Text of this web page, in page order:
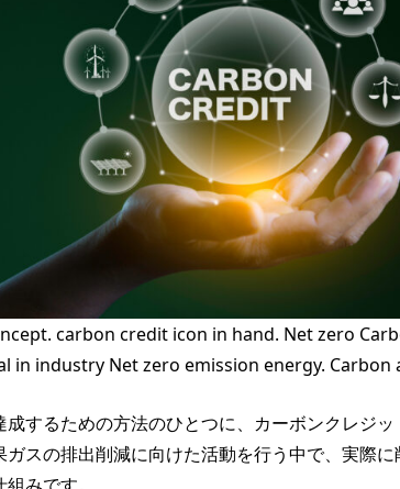
carbon credit icon in hand. Net zero
in industry Net zero emission energy.
成するための方法のひとつに、カーボンクレジ
スの排出削減に向けた活動を行う中で、実際